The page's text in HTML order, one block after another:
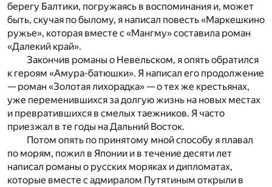
берегу Балтики, погружаясь в воспоминания и, может
быть, скучая по былому, я написал повесть «Маркешкино
ружье», которая вместе с «Мангму» составила роман
«Далекий край».
Закончив романы о Невельском, я опять обратился
к героям «Амура-батюшки». Я написал его продолжение
— роман «Золотая лихорадка» — о тех же крестьянах,
уже переменившихся за долгую жизнь на новых местах
и превратившихся в смелых таежников. Я часто
приезжал в те годы на Дальний Восток.
Потом опять по принятому мной способу я плавал
по морям, пожил в Японии и в течение десяти лет
написал романы о русских моряках и дипломатах,
которые вместе с адмиралом Путятиным открыли в